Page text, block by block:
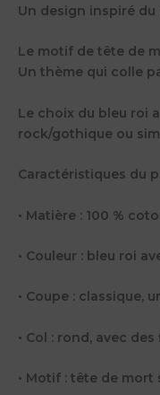
Un design inspiré
Le motif de tête de
Un thème qui colle
Le choix du bleu roi
rock/gothique ou
Caractéristiques du
• Matière : 100 %
• Couleur : bleu roi
• Coupe : classique,
• Col : rond, avec
• Motif : tête de